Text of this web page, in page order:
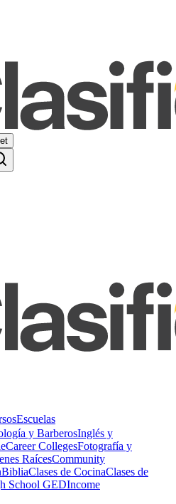
Escuelas
y BarberosInglés y
Career CollegesFotografía y
RaícesCommunity
BibliaClases de CocinaClases de
School GEDIncome